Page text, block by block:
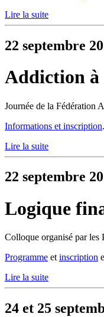
Lire la suite
22 septembre
Addiction à
Journée de la Fédération
Informations et inscription.
Lire la suite
22 septembre
Logique
Colloque organisé par
Programme et inscription
Lire la suite
24 et 25